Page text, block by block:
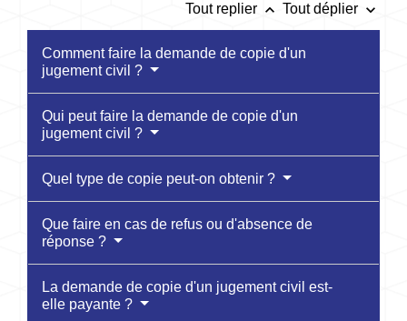
Tout replier keyboard_arrow_up Tout déplier keyboard_arrow_down
Comment faire la demande de copie d'un
jugement civil ?
Qui peut faire la demande de copie d'un
jugement civil ?
Quel type de copie peut-on obtenir ?
Que faire en cas de refus ou d'absence de
réponse ?
La demande de copie d'un jugement civil est-
elle payante ?